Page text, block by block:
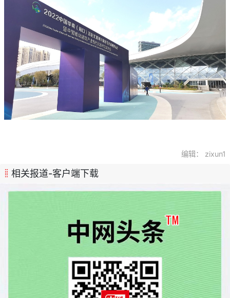
编辑： zixun1
相关报道-客户端下载